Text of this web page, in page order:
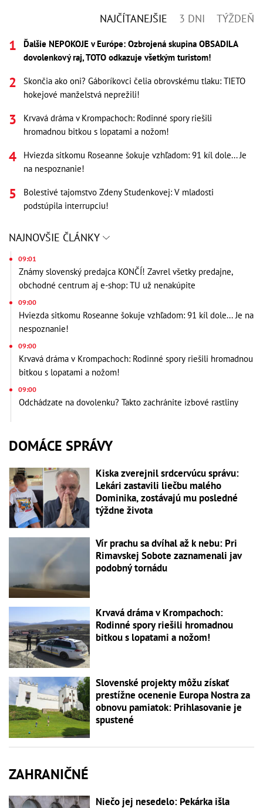
NAJČÍTANEJŠIE 3 DNI TÝŽDEŇ
Ďalšie NEPOKOJE v Európe: Ozbrojená skupina OBSADILA
dovolenkový raj, TOTO odkazuje všetkým turistom!
Skončia ako oni? Gáboríkovci čelia obrovskému tlaku: TIETO
hokejové manželstvá neprežili!
Krvavá dráma v Krompachoch: Rodinné spory riešili
hromadnou bitkou s lopatami a nožom!
Hviezda sitkomu Roseanne šokuje vzhľadom: 91 kíl dole... Je
na nespoznanie!
Bolestivé tajomstvo Zdeny Studenkovej: V mladosti
podstúpila interrupciu!
NAJNOVŠIE ČLÁNKY
09:01
Známy slovenský predajca KONČÍ! Zavrel všetky predajne,
obchodné centrum aj e-shop: TU už nenakúpite
09:00
Hviezda sitkomu Roseanne šokuje vzhľadom: 91 kíl dole... Je na
nespoznanie!
09:00
Krvavá dráma v Krompachoch: Rodinné spory riešili hromadnou
bitkou s lopatami a nožom!
09:00
Odchádzate na dovolenku? Takto zachránite izbové rastliny
DOMÁCE SPRÁVY
Kiska zverejnil srdcervúcu správu:
Lekári zastavili liečbu malého
Dominika, zostávajú mu posledné
týždne života
Vír prachu sa dvíhal až k nebu: Pri
Rimavskej Sobote zaznamenali jav
podobný tornádu
Krvavá dráma v Krompachoch:
Rodinné spory riešili hromadnou
bitkou s lopatami a nožom!
Slovenské projekty môžu získať
prestížne ocenenie Europa Nostra za
obnovu pamiatok: Prihlasovanie je
spustené
ZAHRANIČNÉ
Niečo jej nesedelo: Pekárka išla